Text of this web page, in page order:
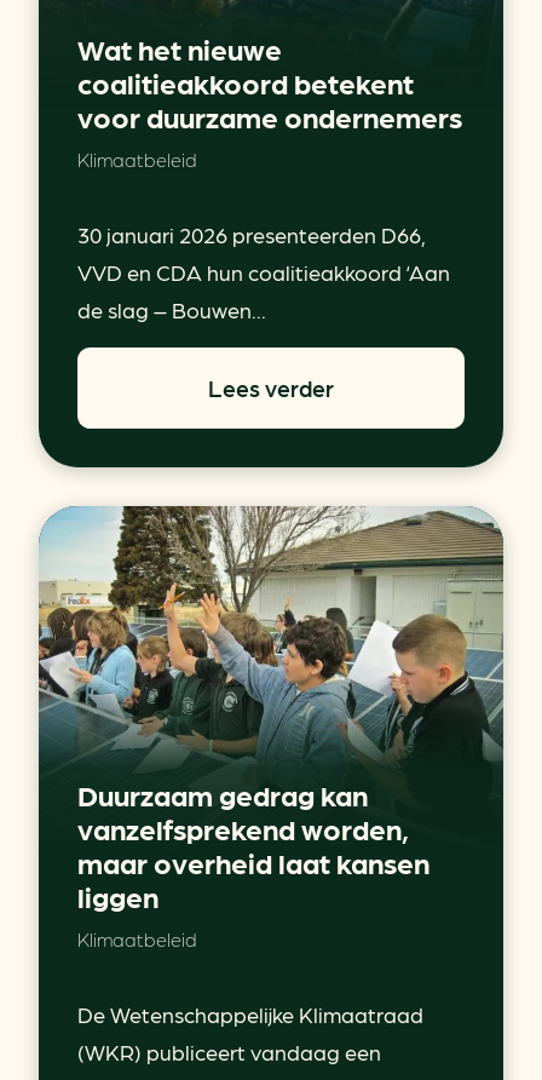
Wat het nieuwe
coalitieakkoord betekent
voor duurzame ondernemers
Klimaatbeleid
30 januari 2026 presenteerden D66,
VVD en CDA hun coalitieakkoord ‘Aan
de slag – Bouwen...
Lees verder
Duurzaam gedrag kan
vanzelfsprekend worden,
maar overheid laat kansen
liggen
Klimaatbeleid
De Wetenschappelijke Klimaatraad
(WKR) publiceert vandaag een